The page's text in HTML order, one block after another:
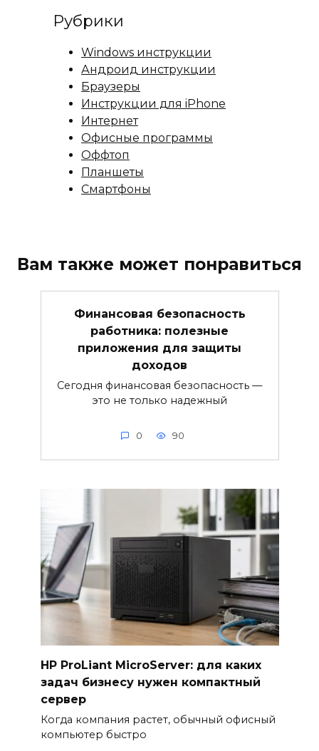
Рубрики
Windows инструкции
Андроид инструкции
Браузеры
Инструкции для iPhone
Интернет
Офисные программы
Оффтоп
Планшеты
Смартфоны
Вам также может понравиться
Финансовая безопасность
работника: полезные
приложения для защиты
доходов
Сегодня финансовая безопасность —
это не только надежный
0 90
HP ProLiant MicroServer: для каких
задач бизнесу нужен компактный
сервер
Когда компания растет, обычный офисный
компьютер быстро